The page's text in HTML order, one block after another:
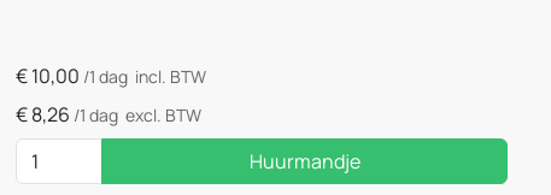
€10,00 /1 dag incl. BTW
€8,26 /1 dag excl. BTW
Huurmandje